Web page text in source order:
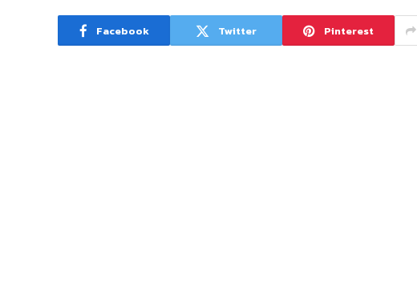
Facebook Twitter Pinterest